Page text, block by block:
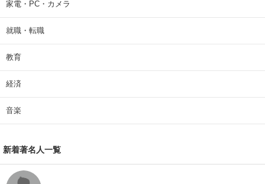
家電・PC・カメラ
就職・転職
教育
経済
音楽
新着著名人一覧